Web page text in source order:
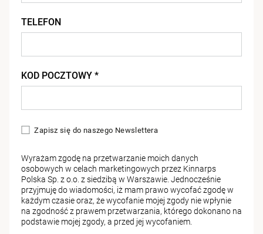
TELEFON
KOD POCZTOWY *
Zapisz się do naszego Newslettera
Wyrażam zgodę na przetwarzanie moich danych
osobowych w celach marketingowych przez Kinnarps
Polska Sp. z o.o. z siedzibą w Warszawie. Jednocześnie
przyjmuję do wiadomości, iż mam prawo wycofać zgodę w
każdym czasie oraz, że wycofanie mojej zgody nie wpłynie
na zgodność z prawem przetwarzania, którego dokonano na
podstawie mojej zgody, a przed jej wycofaniem.